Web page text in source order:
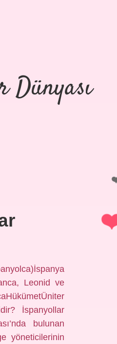
Leonid ve
İspanyollar
bulunan
yöneticilerinin